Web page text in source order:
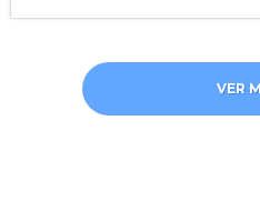
VER